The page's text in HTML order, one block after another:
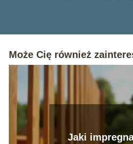
Może Cię również
Jaki